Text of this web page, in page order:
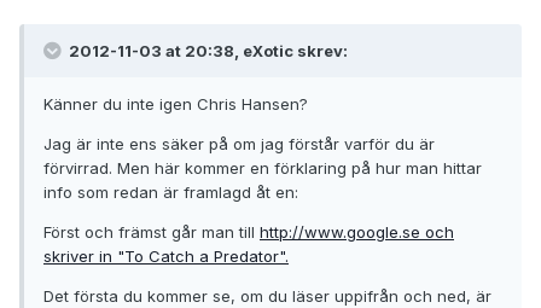
2012-11-03 at 20:38, eXotic skrev:
Känner du inte igen Chris Hansen?
Jag är inte ens säker på om jag förstår varför du är
förvirrad. Men här kommer en förklaring på hur man hittar
info som redan är framlagd åt en:
Först och främst går man till http://www.google.se och
skriver in "To Catch a Predator".
Det första du kommer se, om du läser uppifrån och ned, är